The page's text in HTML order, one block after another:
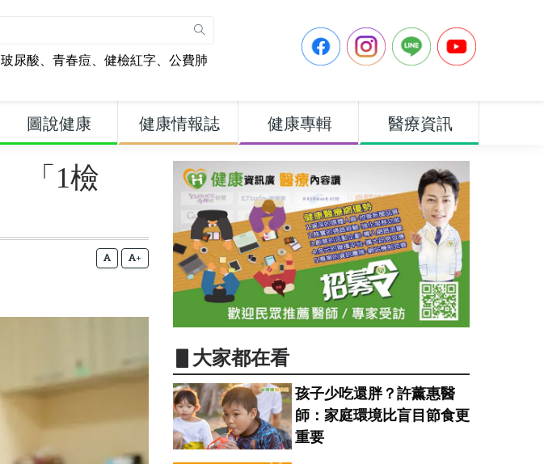
玻尿酸、 青春痘、 健檢紅字、 公費肺
圖說健康 健康情報誌 健康專輯 醫療資訊
「1檢
+
▋大家都在看
孩子少吃還胖？許薰惠醫
師：家庭環境比盲目節食更
重要